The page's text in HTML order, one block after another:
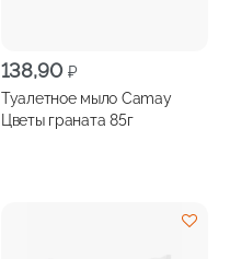
138,90 ₽
Туалетное мыло Camay
Цветы граната 85г